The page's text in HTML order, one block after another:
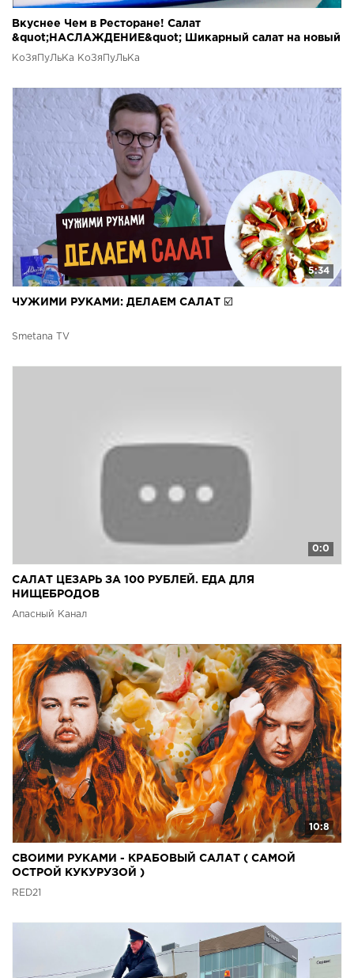
Вкуснее Чем в Ресторане! Салат
&quot;НАСЛАЖДЕНИЕ&quot; Шикарный салат на новый
год
КоЗяПуЛьКа КоЗяПуЛьКа
5:34
ЧУЖИМИ РУКАМИ: ДЕЛАЕМ САЛАТ ☑️
Smetana TV
0:0
САЛАТ ЦЕЗАРЬ ЗА 100 РУБЛЕЙ. ЕДА ДЛЯ
НИЩЕБРОДОВ
Апасный Канал
10:8
СВОИМИ РУКАМИ - КРАБОВЫЙ САЛАТ ( САМОЙ
ОСТРОЙ КУКУРУЗОЙ )
RED21